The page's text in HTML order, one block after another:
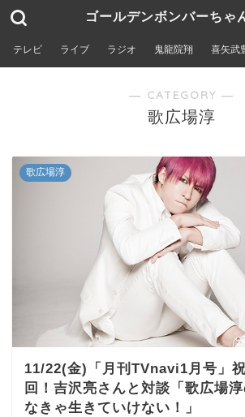
ゴールデンボンバーちゃ
テレビ ライブ ラジオ 鬼龍院翔 喜矢武
― CATEGORY ―
歌広場淳
歌広場淳
11/22(金)「月刊TVnavi1月号」
回！吉沢亮さんと対談「歌広場
なきゃ生きていけない！」